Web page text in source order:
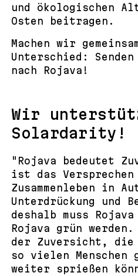
und ökologischen
Osten beitragen.
Machen wir
Unterschied:
nach Rojava!
Wir
Solardarity!
"Rojava bedeutet
ist das
Zusammenleben in
Unterdrückung und
deshalb muss Rojava
Rojava grün werden.
der Zuversicht,
so vielen
weiter sprießen